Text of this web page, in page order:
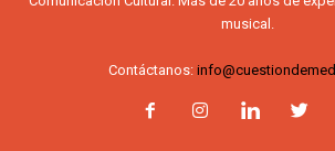
musical.
Contáctanos: